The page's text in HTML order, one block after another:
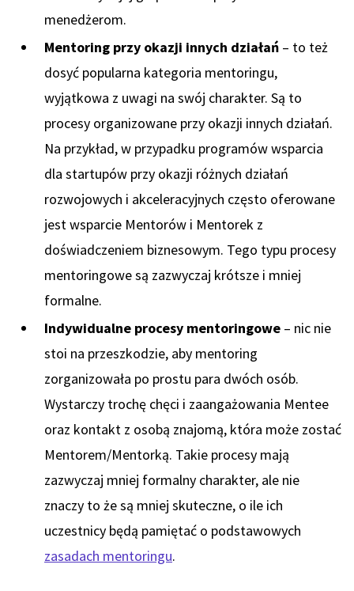
menedżerom.
Mentoring przy okazji innych działań – to też
dosyć popularna kategoria mentoringu,
wyjątkowa z uwagi na swój charakter. Są to
procesy organizowane przy okazji innych działań.
Na przykład, w przypadku programów wsparcia
dla startupów przy okazji różnych działań
rozwojowych i akceleracyjnych często oferowane
jest wsparcie Mentorów i Mentorek z
doświadczeniem biznesowym. Tego typu procesy
mentoringowe są zazwyczaj krótsze i mniej
formalne.
Indywidualne procesy mentoringowe – nic nie
stoi na przeszkodzie, aby mentoring
zorganizowała po prostu para dwóch osób.
Wystarczy trochę chęci i zaangażowania Mentee
oraz kontakt z osobą znajomą, która może zostać
Mentorem/Mentorką. Takie procesy mają
zazwyczaj mniej formalny charakter, ale nie
znaczy to że są mniej skuteczne, o ile ich
uczestnicy będą pamiętać o podstawowych
zasadach mentoringu.